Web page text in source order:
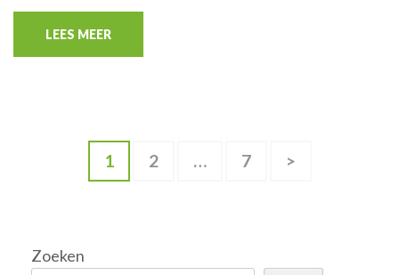
LEES MEER
BerichtenPagina
1 Pagina
2 … Pagina
7 >
Zoeken